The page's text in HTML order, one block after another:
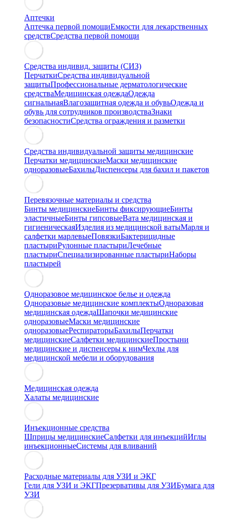
Аптечки
Аптечка первой помощиЕмкости для лекарственных
средствСредства первой помощи
Средства индивид. защиты (СИЗ)
ПерчаткиСредства индивидуальной
защитыПрофессиональные дерматологические
средстваМедицинская одеждаОдежда
сигнальнаяВлагозащитная одежда и обувьОдежда и
обувь для сотрудников производстваЗнаки
безопасностиСредства ограждения и разметки
Средства индивидуальной защиты медицинские
Перчатки медицинскиеМаски медицинские
одноразовыеБахилыДиспенсеры для бахил и пакетов
Перевязочные материалы и средства
Бинты медицинскиеБинты фиксирующиеБинты
эластичныеБинты гипсовыеВата медицинская и
гигиеническаяИзделия из медицинской ватыМарля и
салфетки марлевыеПовязкиБактерицидные
пластыриРулонные пластыриЛечебные
пластыриСпециализированные пластыриНаборы
пластырей
Одноразовое медицинское белье и одежда
Одноразовые медицинские комплектыОдноразовая
медицинская одеждаШапочки медицинские
одноразовыеМаски медицинские
одноразовыеРеспираторыБахилыПерчатки
медицинскиеСалфетки медицинскиеПростыни
медицинские и диспенсеры к нимЧехлы для
медицинской мебели и оборудования
Медицинская одежда
Халаты медицинские
Инъекционные средства
Шприцы медицинскиеСалфетки для инъекцийИглы
инъекционныеСистемы для вливаний
Расходные материалы для УЗИ и ЭКГ
Гели для УЗИ и ЭКГПрезервативы для УЗИБумага для
УЗИ